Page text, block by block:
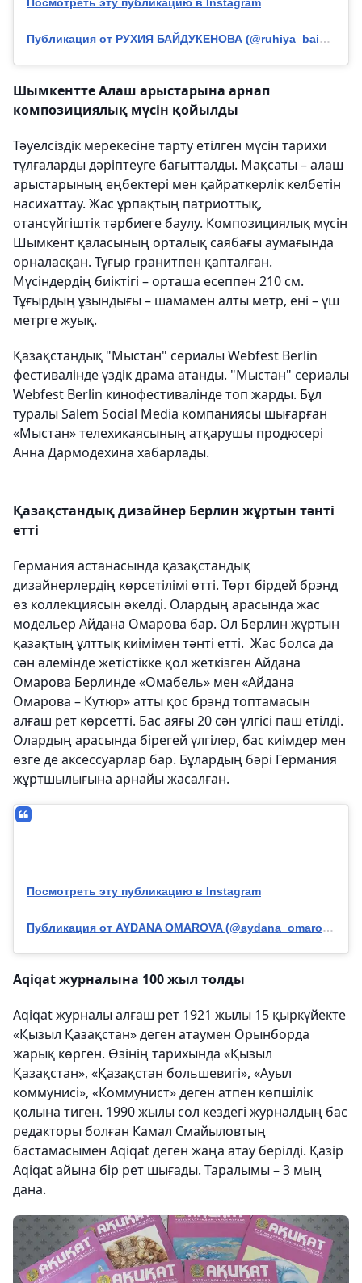
Публикация от РУХИЯ БАЙДУКЕНОВА (@ruhiya_baidukenova)
Шымкентте Алаш арыстарына арнап
композициялық мүсін қойылды
Тәуелсіздік мерекесіне тарту етілген мүсін тарихи
тұлғаларды дәріптеуге бағытталды. Мақсаты – алаш
арыстарының еңбектері мен қайраткерлік келбетін
насихаттау. Жас ұрпақтың патриоттық,
отансүйгіштік тәрбиеге баулу. Композициялық мүсін
Шымкент қаласының орталық саябағы аумағында
орналасқан. Тұғыр гранитпен қапталған.
Мүсіндердің биіктігі – орташа есеппен 210 см.
Тұғырдың ұзындығы – шамамен алты метр, ені – үш
метрге жуық.
Қазақстандық "Мыстан" сериалы Webfest Berlin
фестивалінде үздік драма атанды. "Мыстан" сериалы
Webfest Berlin кинофестивалінде топ жарды. Бұл
туралы Salem Social Media компаниясы шығарған
«Мыстан» телехикаясының атқарушы продюсері
Анна Дармодехина хабарлады.
Қазақстандық дизайнер Берлин жұртын тәнті
етті
Германия астанасында қазақстандық
дизайнерлердің көрсетілімі өтті. Төрт бірдей брэнд
өз коллекциясын әкелді. Олардың арасында жас
модельер Айдана Омарова бар. Ол Берлин жұртын
қазақтың ұлттық киімімен тәнті етті. Жас болса да
сән әлемінде жетістікке қол жеткізген Айдана
Омарова Берлинде «Омабель» мен «Айдана
Омарова – Кутюр» атты қос брэнд топтамасын
алғаш рет көрсетті. Бас аяғы 20 сән үлгісі паш етілді.
Олардың арасында бірегей үлгілер, бас киімдер мен
өзге де аксессуарлар бар. Бұлардың бәрі Германия
жұртшылығына арнайы жасалған.
Посмотреть эту публикацию в Instagram
Публикация от AYDANA OMAROVA (@aydana_omarova)
Aqiqat журналына 100 жыл толды
Aqiqat журналы алғаш рет 1921 жылы 15 қыркүйекте
«Қызыл Қазақстан» деген атаумен Орынборда
жарық көрген. Өзінің тарихында «Қызыл
Қазақстан», «Қазақстан большевигі», «Ауыл
коммунисі», «Коммунист» деген атпен көпшілік
қолына тиген. 1990 жылы сол кездегі журналдың бас
редакторы болған Камал Смайыловтың
бастамасымен Aqiqat деген жаңа атау берілді. Қазір
Aqiqat айына бір рет шығады. Таралымы – 3 мың
дана.